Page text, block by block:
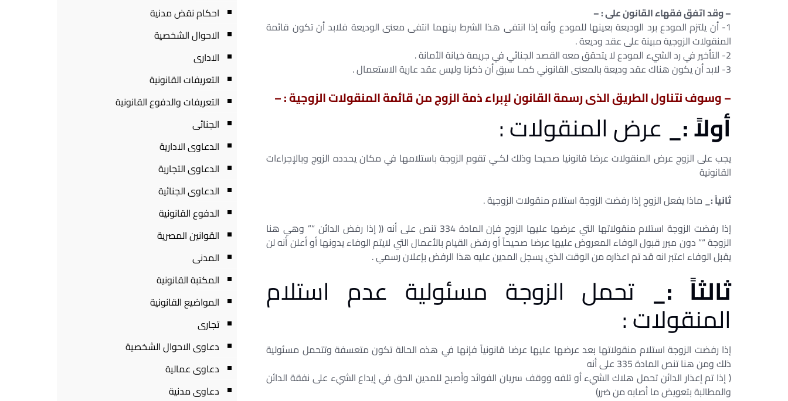
– وقد اتفق فقهاء القانون على : –
1- أن يلتزم المودع برد الوديعة بعينها للمودع وأنه إذا انتفى هذا الشرط بينهما انتفى معنى الوديعة فلابد أن تكون قائمة
المنقولات الزوجية مبينة على عقد وديعة .
2- التأخير في رد الشيء المودع لا يتحقق معه القصد الجنائي في جريمة خيانة الأمانة .
3- لابد أن يكون هناك عقد وديعة بالمعنى القانوني كمـا سبق أن ذكرنا وليس عقد عارية الاستعمال .
– وسوف نتناول الطريق الذى رسمة القانون لإبراء ذمة الزوج من قائمة المنقولات الزوجية : –
أولاً :_ عرض المنقولات :
يجب على الزوج عرض المنقولات عرضا قانونيا صحيحا وذلك لكـي تقوم الزوجة باستلامها في مكان يحدده الزوج وبالإجراءات
القانونية
ثانياً :_ ماذا يفعل الزوج إذا رفضت الزوجة استلام منقولات الزوجية .
إذا رفضت الزوجة استلام منقولاتها التي عرضها عليها الزوج فإن المادة 334 تنص على أنه (( إذا رفض الدائن “” وهي هنا
الزوجة “” دون مبرر قبول الوفاء المعروض عليها عرضا صحيحاً أو رفض القيام بالأعمال التي لايتم الوفاء يدونها أو أعلن أنه لن
يقبل الوفاء اعتبر انه قد تم اعذاره من الوقت الذي يسجل المدين عليه هذا الرفض بإعلان رسمي .
ثالثاً :_ تحمل الزوجة مسئولية عدم استلام
المنقولات :
إذا رفضت الزوجة استلام منقولاتها بعد عرضها عليها عرضا قانونياً فإنها في هذه الحالة تكون متعسفة وتتحمل مسئولية
ذلك ومن هنا تنص المادة 335 على أنه
( إذا تم إعذار الدائن تحمل هلاك الشيء أو تلفه ووقف سريان الفوائد وأصبح للمدين الحق في إيداع الشيء على نفقة الدائن
والمطالبة بتعويض ما أصابه من ضرر)
احكام نقض مدنية
الاحوال الشخصية
الادارى
التعريفات القانونية
التعريفات والدفوع القانونية
الجنائى
الدعاوى الادارية
الدعاوى التجارية
الدعاوى الجنائية
الدفوع القانونية
القوانين المصرية
المدنى
المكتبة القانونية
المواضيع القانونية
تجارى
دعاوى الاحوال الشخصية
دعاوى عمالية
دعاوى مدنية